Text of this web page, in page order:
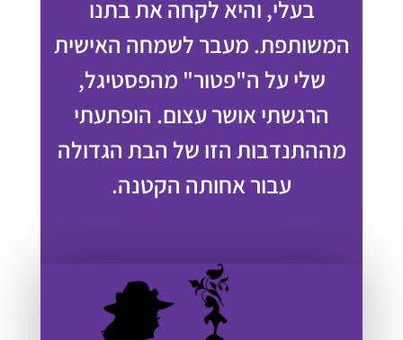
בעלי, והיא לקחה את בתנו
המשותפת. מעבר לשמחה האישית
שלי על ה"פטור" מהפסטיגל,
הרגשתי אושר עצום. הופתעתי
מההתנדבות הזו של הבת הגדולה
עבור אחותה הקטנה.